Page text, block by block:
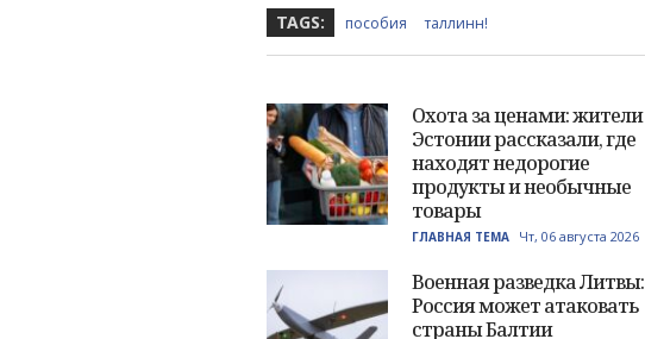
TAGS: пособия таллинн!
Охота за ценами: жители
Эстонии рассказали, где
находят недорогие
продукты и необычные
товары
ГЛАВНАЯ ТЕМА Чт, 06 августа 2026
Военная разведка Литвы:
Россия может атаковать
страны Балтии